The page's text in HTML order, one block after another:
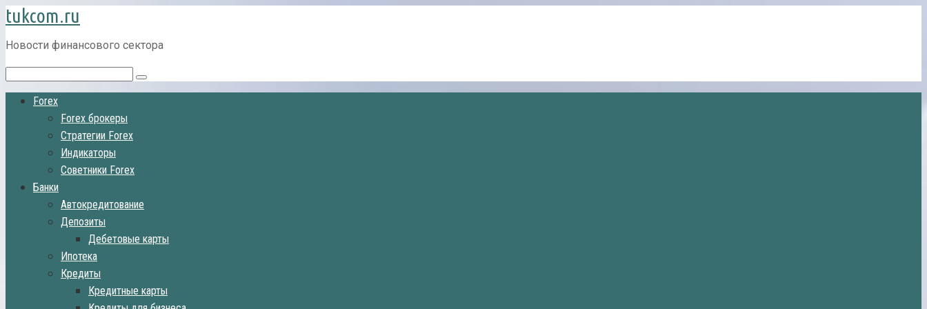
Перейти
к
контенту
tukcom.ru
Новости финансового сектора
Поиск:
Forex
Forex брокеры
Стратегии Forex
Индикаторы
Советники Forex
Банки
Автокредитование
Депозиты
Дебетовые карты
Ипотека
Кредиты
Кредитные карты